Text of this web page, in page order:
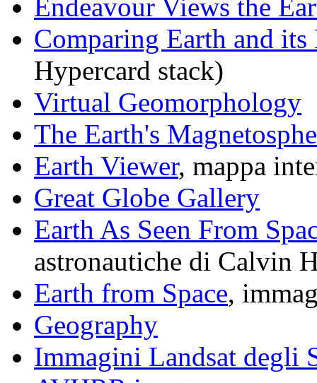
Endeavour Views the
Comparing Earth and
Hypercard stack)
Virtual Geomorphology
The Earth's
Earth Viewer, mappa
Great Globe Gallery
Earth As Seen From
astronautiche di Calvin
Earth from Space,
Geography
Immagini Landsat degli